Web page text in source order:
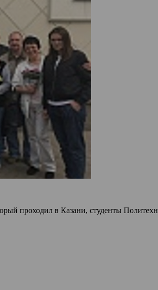
проходил в Казани, студенты